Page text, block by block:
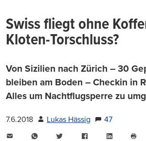
Swiss fliegt ohne
Kloten-Torschluss?
Von Sizilien nach Zürich – 30
bleiben am Boden – Checkin in
Alles um Nachtflugsperre zu
7.6.2018 Lukas Hässig
47
WhatsAppTwitter FacebookLinkedIn